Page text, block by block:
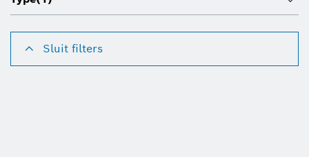
Sluit filters